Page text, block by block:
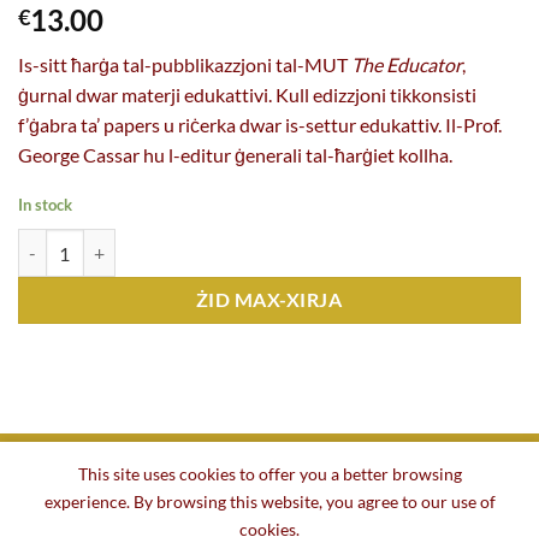
€13.00
Is-sitt ħarġa tal-pubblikazzjoni tal-MUT The Educator,
ġurnal dwar materji edukattivi. Kull edizzjoni tikkonsisti
f’ġabra ta’ papers u riċerka dwar is-settur edukattiv. Il-Prof.
George Cassar hu l-editur ġenerali tal-ħarġiet kollha.
In stock
ŻID MAX-XIRJA
This site uses cookies to offer you a better browsing
experience. By browsing this website, you agree to our use of
cookies.